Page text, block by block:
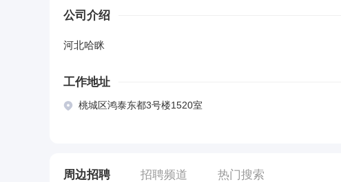
公司介绍
河北哈眯
工作地址
桃城区鸿泰东都3号楼1520室
周边招聘 招聘频道 热门搜索